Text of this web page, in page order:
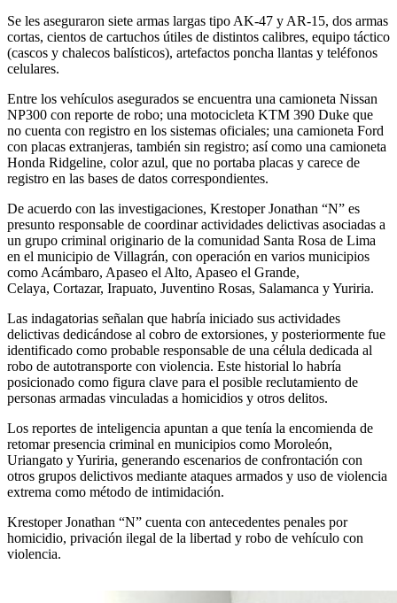
Se les aseguraron siete armas largas tipo AK-47 y AR-15, dos armas
cortas, cientos de cartuchos útiles de distintos calibres, equipo táctico
(cascos y chalecos balísticos), artefactos poncha llantas y teléfonos
celulares.
Entre los vehículos asegurados se encuentra una camioneta Nissan
NP300 con reporte de robo; una motocicleta KTM 390 Duke que
no cuenta con registro en los sistemas oficiales; una camioneta Ford
con placas extranjeras, también sin registro; así como una camioneta
Honda Ridgeline, color azul, que no portaba placas y carece de
registro en las bases de datos correspondientes.
De acuerdo con las investigaciones, Krestoper Jonathan “N” es
presunto responsable de coordinar actividades delictivas asociadas a
un grupo criminal originario de la comunidad Santa Rosa de Lima
en el municipio de Villagrán, con operación en varios municipios
como Acámbaro, Apaseo el Alto, Apaseo el Grande,
Celaya, Cortazar, Irapuato, Juventino Rosas, Salamanca y Yuriria.
Las indagatorias señalan que habría iniciado sus actividades
delictivas dedicándose al cobro de extorsiones, y posteriormente fue
identificado como probable responsable de una célula dedicada al
robo de autotransporte con violencia. Este historial lo habría
posicionado como figura clave para el posible reclutamiento de
personas armadas vinculadas a homicidios y otros delitos.
Los reportes de inteligencia apuntan a que tenía la encomienda de
retomar presencia criminal en municipios como Moroleón,
Uriangato y Yuriria, generando escenarios de confrontación con
otros grupos delictivos mediante ataques armados y uso de violencia
extrema como método de intimidación.
Krestoper Jonathan “N” cuenta con antecedentes penales por
homicidio, privación ilegal de la libertad y robo de vehículo con
violencia.